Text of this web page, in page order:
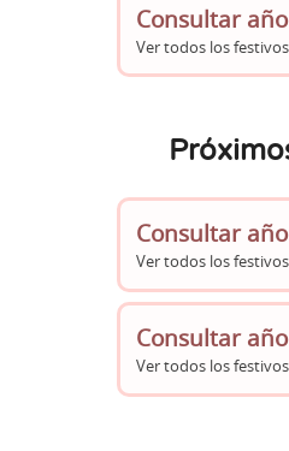
Consultar
Ver todos los
Consultar
Ver todos los
Consultar
Ver todos los